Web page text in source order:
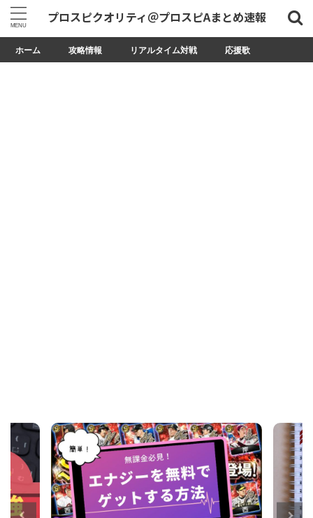
プロスピクオリティ＠プロスピAまとめ速報
ホーム 攻略情報 リアルタイム対戦 応援歌